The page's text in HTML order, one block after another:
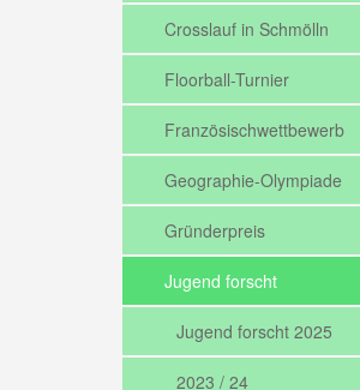
Crosslauf in Schmölln
Floorball-Turnier
Französischwettbewerb
Geographie-Olympiade
Gründerpreis
Jugend forscht
Jugend forscht 2025
2023 / 24